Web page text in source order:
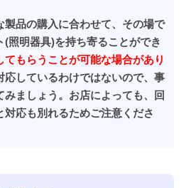
製品の購入に合わせて、その場で
(照明器具)を持ち寄ることができ
てもらうことが可能な場合があり
応しているわけではないので、事
みましょう。お店によっても、回
対応も別れるためご注意くださ